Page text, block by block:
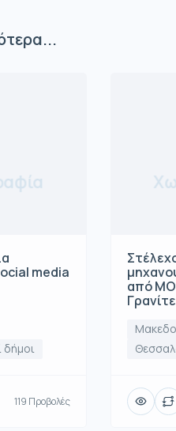
media
δήμοι
119 Προβολές
από